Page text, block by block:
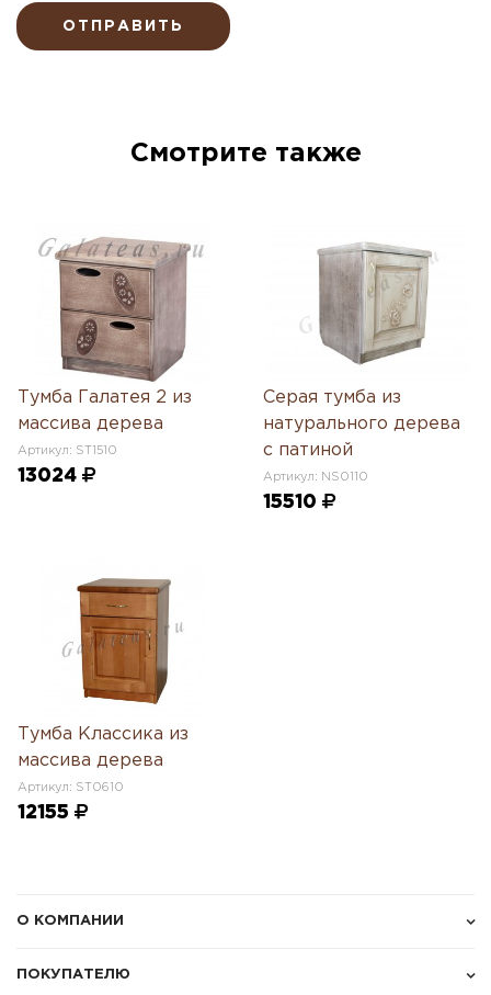
ОТПРАВИТЬ
Смотрите также
Тумба Галатея 2 из
массива дерева
Артикул: ST1510
13024
Серая тумба из
натурального дерева
с патиной
Артикул: NS0110
15510
Тумба Классика из
массива дерева
Артикул: ST0610
12155
О КОМПАНИИ
ПОКУПАТЕЛЮ